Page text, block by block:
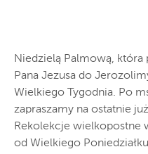
Niedzielą Palmową,
Pana Jezusa do
Wielkiego Tygodnia. Po
zapraszamy na ostatnie
Rekolekcje wielkopostne
od Wielkiego